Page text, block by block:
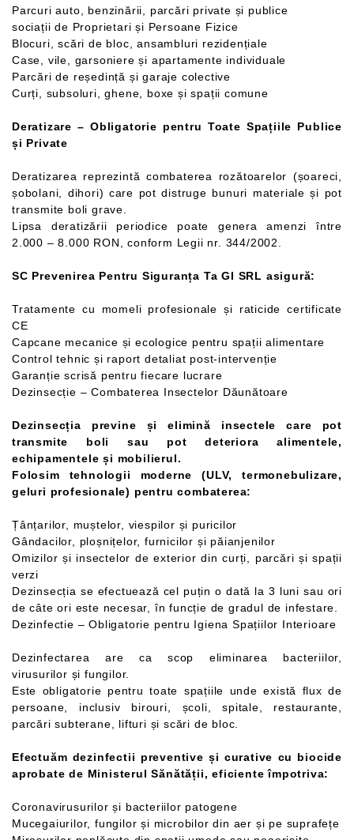
Parcuri auto, benzinării, parcări private și publice
sociații de Proprietari și Persoane Fizice
Blocuri, scări de bloc, ansambluri rezidențiale
Case, vile, garsoniere și apartamente individuale
Parcări de reședință și garaje colective
Curți, subsoluri, ghene, boxe și spații comune
Deratizare – Obligatorie pentru Toate Spațiile Publice
și Private
Deratizarea reprezintă combaterea rozătoarelor (șoareci,
șobolani, dihori) care pot distruge bunuri materiale și pot
transmite boli grave.
Lipsa deratizării periodice poate genera amenzi între
2.000 – 8.000 RON, conform Legii nr. 344/2002.
SC Prevenirea Pentru Siguranța Ta GI SRL asigură:
Tratamente cu momeli profesionale și raticide certificate
CE
Capcane mecanice și ecologice pentru spații alimentare
Control tehnic și raport detaliat post-intervenție
Garanție scrisă pentru fiecare lucrare
Dezinsecție – Combaterea Insectelor Dăunătoare
Dezinsecția previne și elimină insectele care pot
transmite boli sau pot deteriora alimentele,
echipamentele și mobilierul.
Folosim tehnologii moderne (ULV, termonebulizare,
geluri profesionale) pentru combaterea:
Țânțarilor, muștelor, viespilor și puricilor
Gândacilor, ploșnițelor, furnicilor și păianjenilor
Omizilor și insectelor de exterior din curți, parcări și spații
verzi
Dezinsecția se efectuează cel puțin o dată la 3 luni sau ori
de câte ori este necesar, în funcție de gradul de infestare.
Dezinfectie – Obligatorie pentru Igiena Spațiilor Interioare
Dezinfectarea are ca scop eliminarea bacteriilor,
virusurilor și fungilor.
Este obligatorie pentru toate spațiile unde există flux de
persoane, inclusiv birouri, școli, spitale, restaurante,
parcări subterane, lifturi și scări de bloc.
Efectuăm dezinfectii preventive și curative cu biocide
aprobate de Ministerul Sănătății, eficiente împotriva:
Coronavirusurilor și bacteriilor patogene
Mucegaiurilor, fungilor și microbilor din aer și pe suprafețe